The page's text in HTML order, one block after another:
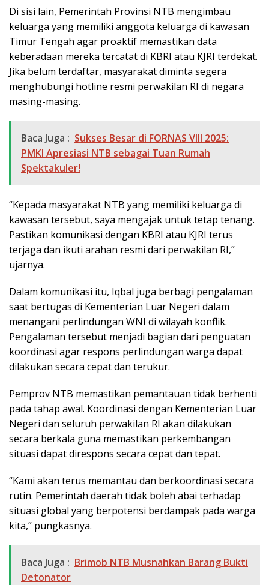
Di sisi lain, Pemerintah Provinsi NTB mengimbau
keluarga yang memiliki anggota keluarga di kawasan
Timur Tengah agar proaktif memastikan data
keberadaan mereka tercatat di KBRI atau KJRI terdekat.
Jika belum terdaftar, masyarakat diminta segera
menghubungi hotline resmi perwakilan RI di negara
masing-masing.
Baca Juga : Sukses Besar di FORNAS VIII 2025:
PMKI Apresiasi NTB sebagai Tuan Rumah
Spektakuler!
“Kepada masyarakat NTB yang memiliki keluarga di
kawasan tersebut, saya mengajak untuk tetap tenang.
Pastikan komunikasi dengan KBRI atau KJRI terus
terjaga dan ikuti arahan resmi dari perwakilan RI,”
ujarnya.
Dalam komunikasi itu, Iqbal juga berbagi pengalaman
saat bertugas di Kementerian Luar Negeri dalam
menangani perlindungan WNI di wilayah konflik.
Pengalaman tersebut menjadi bagian dari penguatan
koordinasi agar respons perlindungan warga dapat
dilakukan secara cepat dan terukur.
Pemprov NTB memastikan pemantauan tidak berhenti
pada tahap awal. Koordinasi dengan Kementerian Luar
Negeri dan seluruh perwakilan RI akan dilakukan
secara berkala guna memastikan perkembangan
situasi dapat direspons secara cepat dan tepat.
“Kami akan terus memantau dan berkoordinasi secara
rutin. Pemerintah daerah tidak boleh abai terhadap
situasi global yang berpotensi berdampak pada warga
kita,” pungkasnya.
Baca Juga : Brimob NTB Musnahkan Barang Bukti
Detonator